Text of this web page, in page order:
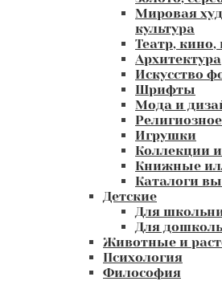
Мировая
культура
Театр, кино,
Архитектура
Искусство
Шрифты
Мода и
Игрушки
Коллекции
Книжные
Каталоги
Детские
Для
Для
Животные и
Психология
Философия